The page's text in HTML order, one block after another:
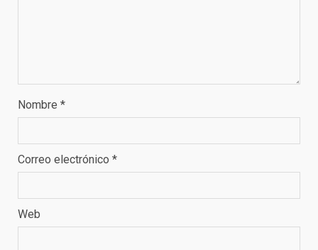
Nombre *
Correo electrónico *
Web